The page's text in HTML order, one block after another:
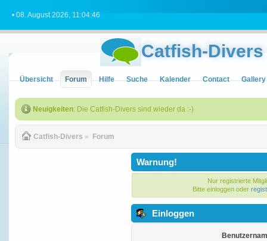
• 08. August 2026, 11:04:46
Catfish-Divers
Übersicht Forum Hilfe Suche Kalender Contact Gallery
Neuigkeiten: Die Catfish-Divers sind wieder da :-)
Catfish-Divers » Forum
Warnung!
Nur registrierte
Bitte einloggen oder
Einloggen